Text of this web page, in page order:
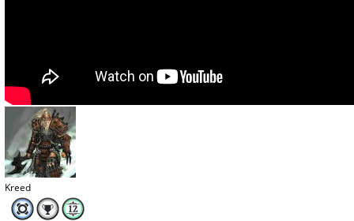
Kreed